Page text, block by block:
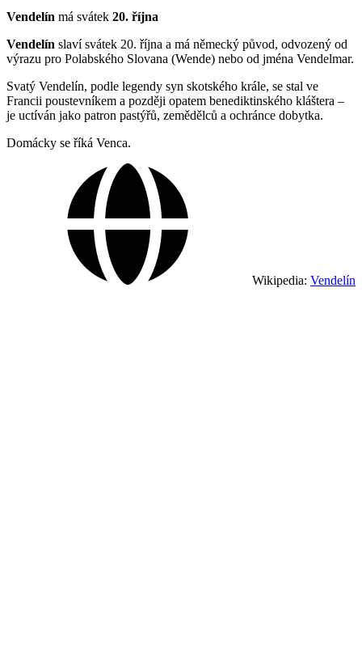
Vendelín má svátek 20. října
Vendelín slaví svátek 20. října a má německý původ, odvozený od
výrazu pro Polabského Slovana (Wende) nebo od jména Vendelmar.
Svatý Vendelín, podle legendy syn skotského krále, se stal ve
Francii poustevníkem a později opatem benediktinského kláštera –
je uctíván jako patron pastýřů, zemědělců a ochránce dobytka.
Domácky se říká Venca.
Wikipedia: Vendelín